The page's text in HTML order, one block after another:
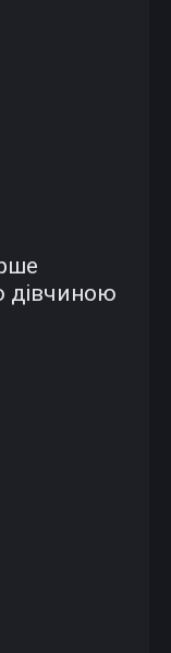
дівчиною